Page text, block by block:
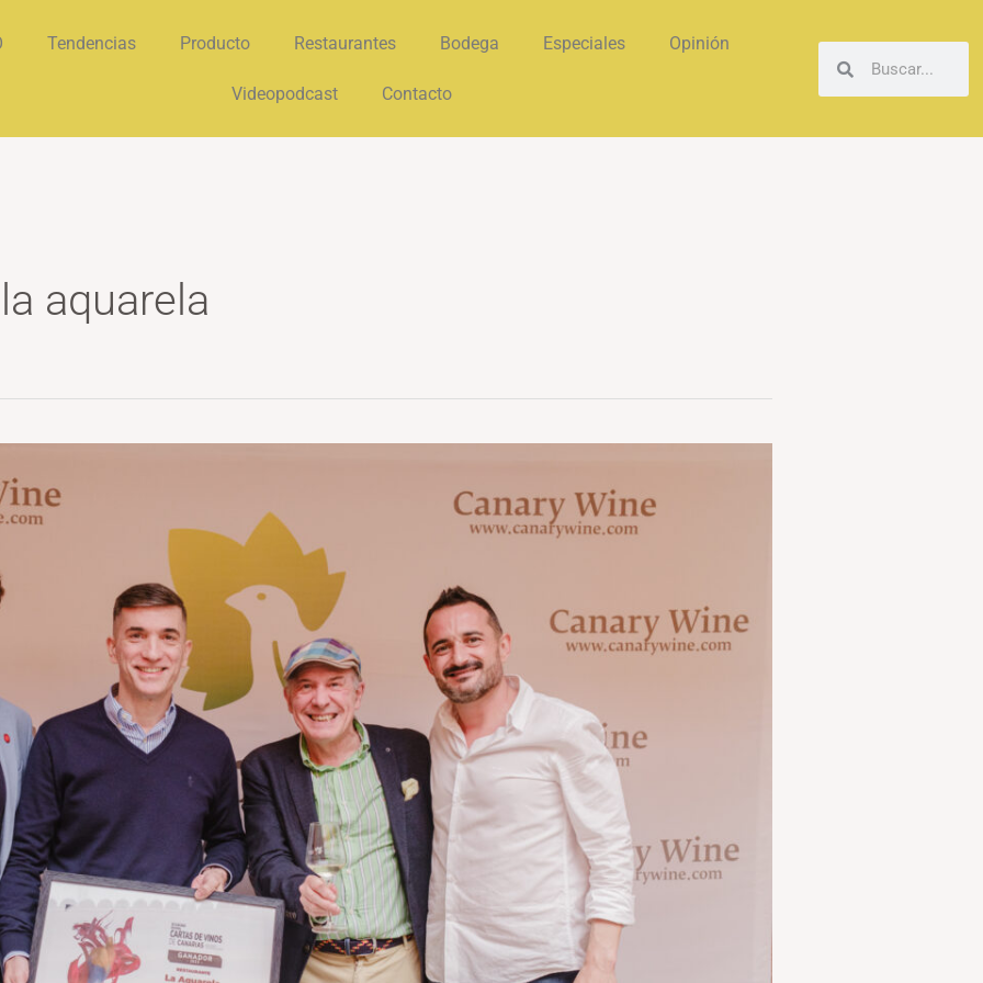
Tendencias Producto Restaurantes Bodega Especiales Opinión
Videopodcast Contacto
Buscar
aquarela